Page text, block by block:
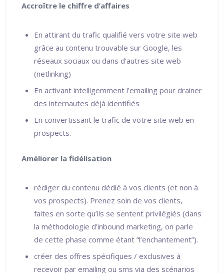
Accroître le chiffre d’affaires
En attirant du trafic qualifié vers votre site web
grâce au contenu trouvable sur Google, les
réseaux sociaux ou dans d’autres site web
(netlinking)
En activant intelligemment l’emailing pour drainer
des internautes déjà identifiés
En convertissant le trafic de votre site web en
prospects.
Améliorer la fidélisation
rédiger du contenu dédié à vos clients (et non à
vos prospects). Prenez soin de vos clients,
faites en sorte qu’ils se sentent privilégiés (dans
la méthodologie d’inbound marketing, on parle
de cette phase comme étant “l’enchantement”).
créer des offres spécifiques / exclusives à
recevoir par emailing ou sms via des scénarios